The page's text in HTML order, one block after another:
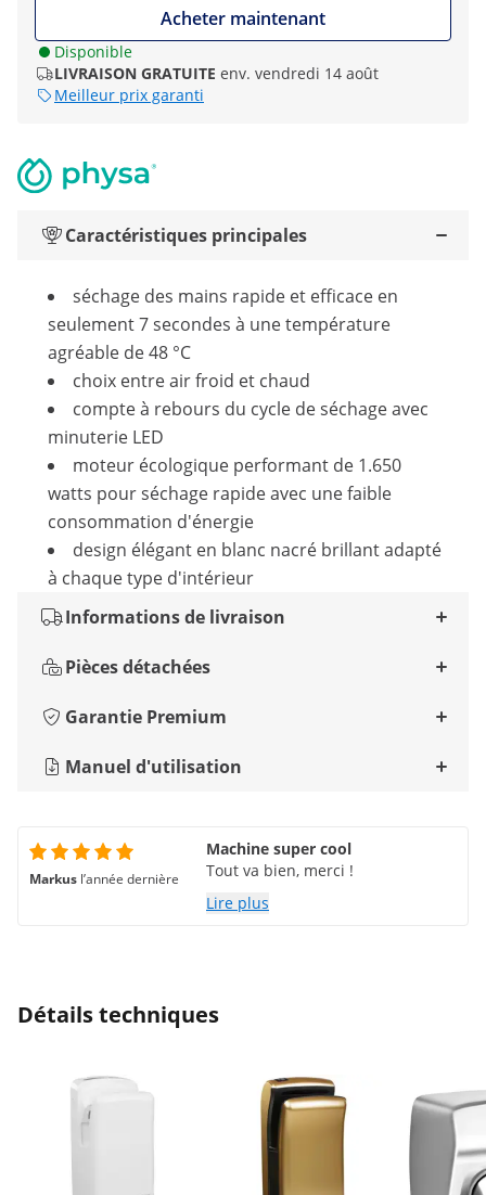
Acheter maintenant
Disponible
LIVRAISON GRATUITE env. vendredi 14 août
Meilleur prix garanti
Caractéristiques principales
séchage des mains rapide et efficace en
seulement 7 secondes à une température
agréable de 48 °C
choix entre air froid et chaud
compte à rebours du cycle de séchage avec
minuterie LED
moteur écologique performant de 1.650
watts pour séchage rapide avec une faible
consommation d'énergie
design élégant en blanc nacré brillant adapté
à chaque type d'intérieur
Informations de livraison
Pièces détachées
Garantie Premium
Manuel d'utilisation
Markus l’année dernière
Machine super cool
Tout va bien, merci !
Lire plus
Détails techniques